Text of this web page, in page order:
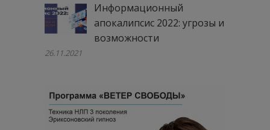
Информационный
апокалипсис 2022: угрозы и
возможности
26.11.2021